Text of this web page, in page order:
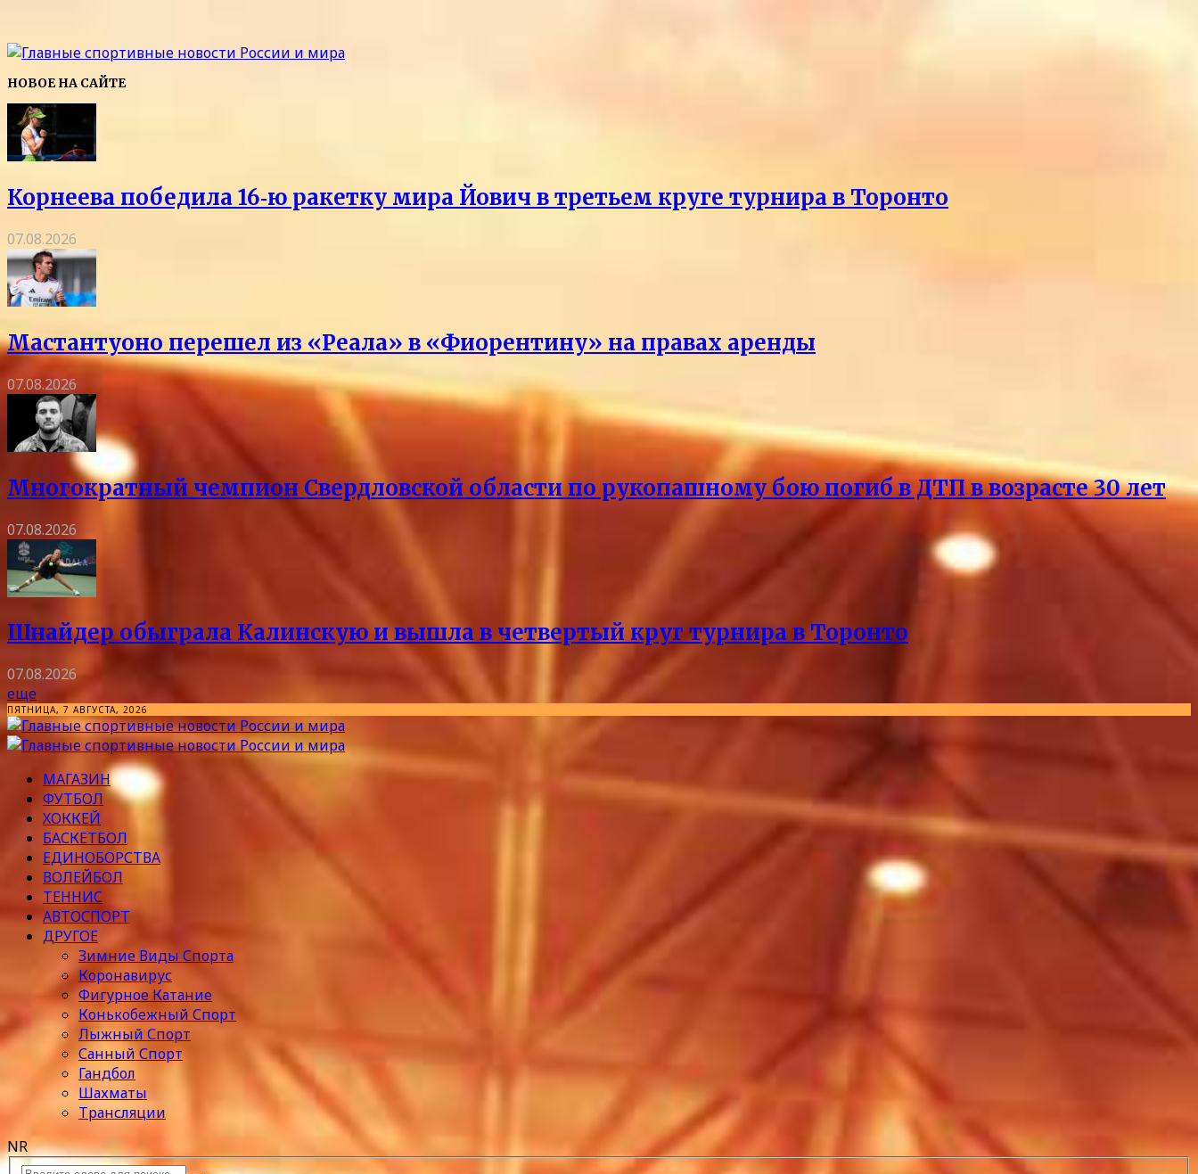
НОВОЕ НА САЙТЕ
Корнеева победила 16‑ю ракетку мира Йович в третьем круге турнира в Торонто
07.08.2026
Мастантуоно перешел из «Реала» в «Фиорентину» на правах аренды
07.08.2026
Многократный чемпион Свердловской области по рукопашному бою погиб в ДТП в возрасте 30 лет
07.08.2026
Шнайдер обыграла Калинскую и вышла в четвертый круг турнира в Торонто
07.08.2026
еще
ПЯТНИЦА, 7 АВГУСТА, 2026
МАГАЗИН
ФУТБОЛ
ХОККЕЙ
БАСКЕТБОЛ
ЕДИНОБОРСТВА
ВОЛЕЙБОЛ
ТЕННИС
АВТОСПОРТ
ДРУГОЕ
Зимние Виды Спорта
Коронавирус
Фигурное Катание
Конькобежный Спорт
Лыжный Спорт
Санный Спорт
Гандбол
Шахматы
Трансляции
NR